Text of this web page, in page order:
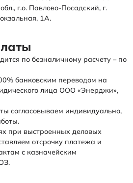
г.о. Павлово-Посадский, г.
1А.
по безналичному расчету – по
банковским переводом на
лица ООО «Энерджи»,
согласовываем индивидуально,
при выстроенных деловых
отсрочку платежа и
с казначейским